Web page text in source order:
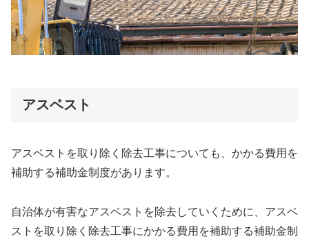
アスベスト
アスベストを取り除く除去工事についても、かかる費用を
補助する補助金制度があります。
自治体が有害なアスベストを除去していくために、アスベ
ストを取り除く除去工事にかかる費用を補助する補助金制